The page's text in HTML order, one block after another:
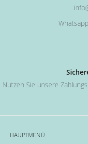
Nutzen Sie unsere
HAUPTMENÜ